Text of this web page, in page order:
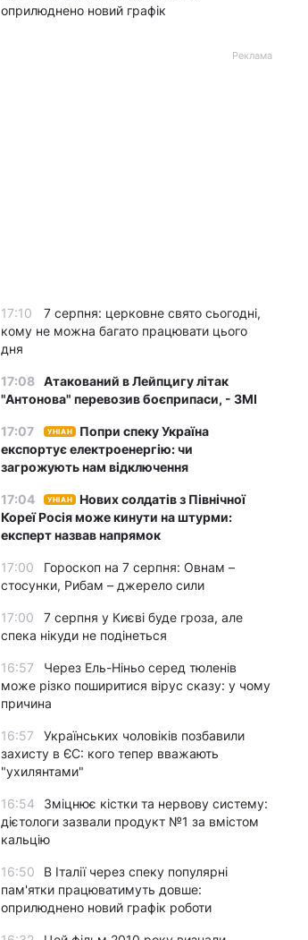
оприлюднено новий графік
Реклама
17:10
7 серпня: церковне свято сьогодні,
кому не можна багато працювати цього
дня
17:08 Атакований в Лейпцигу літак
"Антонова" перевозив боєприпаси, - ЗМІ
17:07 УНІАН
Попри спеку Україна
експортує електроенергію: чи
загрожують нам відключення
17:04 УНІАН
Нових солдатів з Північної
Кореї Росія може кинути на штурми:
експерт назвав напрямок
17:00
Гороскоп на 7 серпня: Овнам –
стосунки, Рибам – джерело сили
17:00
7 серпня у Києві буде гроза, але
спека нікуди не подінеться
16:57
Через Ель-Ніньо серед тюленів
може різко поширитися вірус сказу: у чому
причина
16:57
Українських чоловіків позбавили
захисту в ЄС: кого тепер вважають
"ухилянтами"
16:54
Зміцнює кістки та нервову систему:
дієтологи зазвали продукт №1 за вмістом
кальцію
16:50
В Італії через спеку популярні
пам'ятки працюватимуть довше:
оприлюднено новий графік роботи